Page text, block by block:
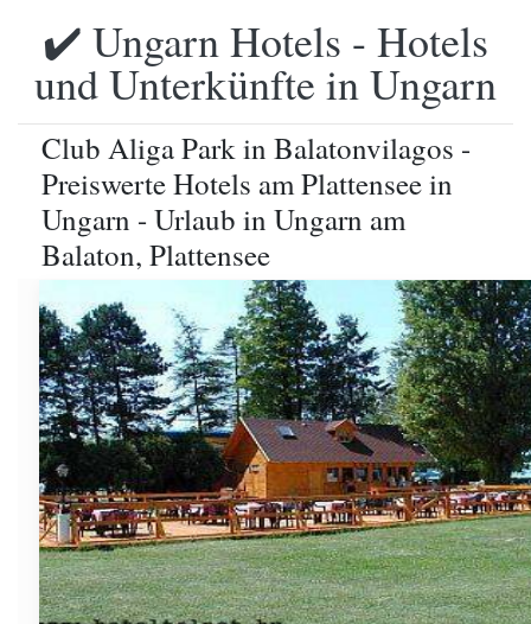
✔️ Ungarn Hotels - Hotels
und Unterkünfte in Ungarn
Club Aliga Park in Balatonvilagos -
Preiswerte Hotels am Plattensee in
Ungarn - Urlaub in Ungarn am
Balaton, Plattensee